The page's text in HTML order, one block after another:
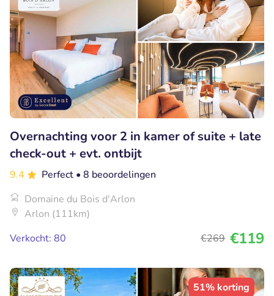
Overnachting voor 2 in kamer of suite + late
check-out + evt. ontbijt
9.4 Perfect • 8 beoordelingen
Domaine du Bois d'Arlon
Arlon (111km)
Verkocht: 80
€269 €119
51% korting